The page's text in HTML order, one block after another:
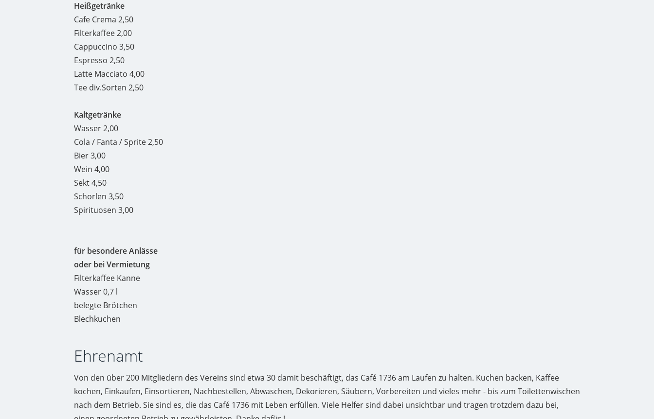
Heißgetränke
Cafe Crema 2,50
Filterkaffee 2,00
Cappuccino 3,50
Espresso 2,50
Latte Macciato 4,00
Tee div.Sorten 2,50
Kaltgetränke
Wasser 2,00
Cola / Fanta / Sprite 2,50
Bier 3,00
Wein 4,00
Sekt 4,50
Schorlen 3,50
Spirituosen 3,00
für besondere Anlässe
oder bei Vermietung
Filterkaffee Kanne
Wasser 0,7 l
belegte Brötchen
Blechkuchen
Ehrenamt
Von den über 200 Mitgliedern des Vereins sind etwa 30 damit beschäftigt, das Café 1736 am Laufen zu halten. Kuchen backen, Kaffee
kochen, Einkaufen, Einsortieren, Nachbestellen, Abwaschen, Dekorieren, Säubern, Vorbereiten und vieles mehr - bis zum Toilettenwischen
nach dem Betrieb. Sie sind es, die das Café 1736 mit Leben erfüllen. Viele Helfer sind dabei unsichtbar und tragen trotzdem dazu bei,